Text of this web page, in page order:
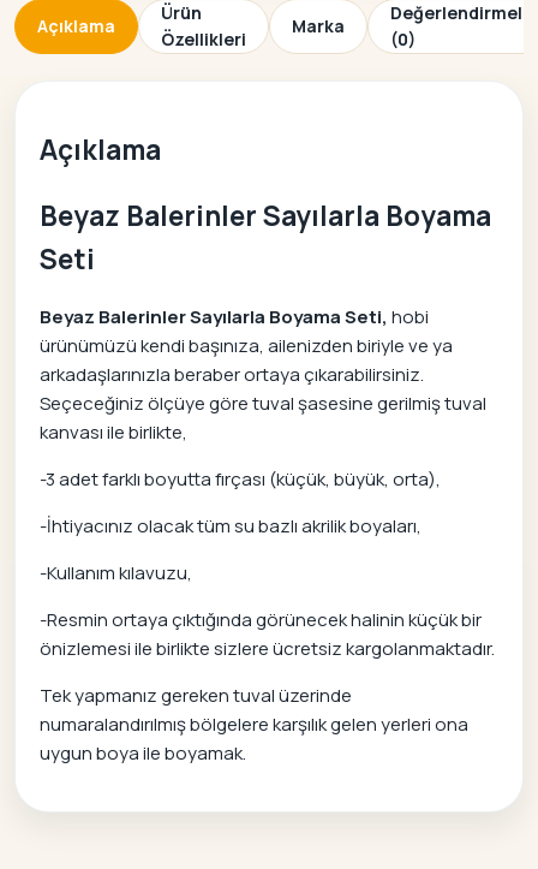
Açıklama
Ürün
Özellikleri
Marka
(0)
Açıklama
Beyaz Balerinler Sayılarla Boyama
Seti
Beyaz Balerinler Sayılarla Boyama Seti, hobi
ürünümüzü kendi başınıza, ailenizden biriyle ve ya
arkadaşlarınızla beraber ortaya çıkarabilirsiniz.
Seçeceğiniz ölçüye göre tuval şasesine gerilmiş tuval
kanvası ile birlikte,
-3 adet farklı boyutta fırçası (küçük, büyük, orta),
-İhtiyacınız olacak tüm su bazlı akrilik boyaları,
-Kullanım kılavuzu,
-Resmin ortaya çıktığında görünecek halinin küçük bir
önizlemesi ile birlikte sizlere ücretsiz kargolanmaktadır.
Tek yapmanız gereken tuval üzerinde
numaralandırılmış bölgelere karşılık gelen yerleri ona
uygun boya ile boyamak.